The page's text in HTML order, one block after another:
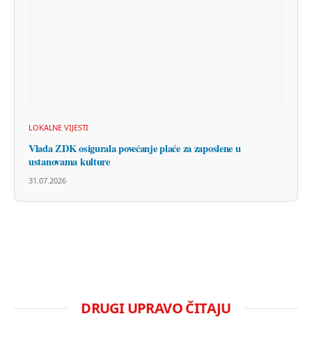
LOKALNE VIJESTI
Vlada ZDK osigurala povećanje plaće za zaposlene u
ustanovama kulture
31.07.2026
DRUGI UPRAVO ČITAJU